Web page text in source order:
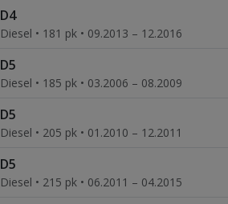
D4
Diesel • 181 pk • 09.2013 – 12.2016
D5
Diesel • 185 pk • 03.2006 – 08.2009
D5
Diesel • 205 pk • 01.2010 – 12.2011
D5
Diesel • 215 pk • 06.2011 – 04.2015